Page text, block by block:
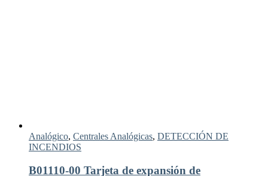
Analógico, Centrales Analógicas, DETECCIÓN DE
INCENDIOS
B01110-00 Tarjeta de expansión de